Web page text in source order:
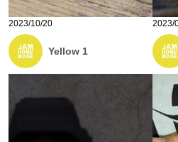
2023/10/20
Yellow 1
2023/